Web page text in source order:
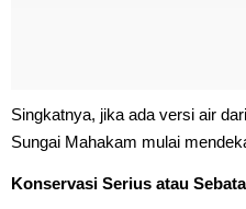
Singkatnya, jika ada versi air
Sungai Mahakam mulai
Konservasi Serius atau